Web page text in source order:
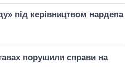
під керівництвом нардепа
порушили справи на